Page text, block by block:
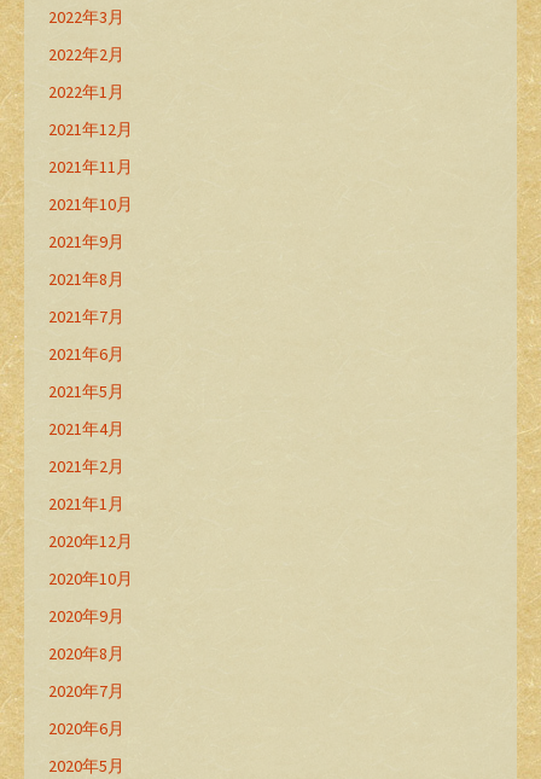
2022年3月
2022年2月
2022年1月
2021年12月
2021年11月
2021年10月
2021年9月
2021年8月
2021年7月
2021年6月
2021年5月
2021年4月
2021年2月
2021年1月
2020年12月
2020年10月
2020年9月
2020年8月
2020年7月
2020年6月
2020年5月